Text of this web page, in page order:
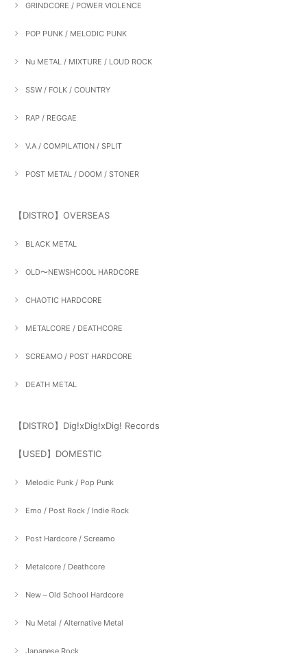
GRINDCORE / POWER VIOLENCE
POP PUNK / MELODIC PUNK
Nu METAL / MIXTURE / LOUD ROCK
SSW / FOLK / COUNTRY
RAP / REGGAE
V.A / COMPILATION / SPLIT
POST METAL / DOOM / STONER
【DISTRO】OVERSEAS
BLACK METAL
OLD〜NEWSHCOOL HARDCORE
CHAOTIC HARDCORE
METALCORE / DEATHCORE
SCREAMO / POST HARDCORE
DEATH METAL
【DISTRO】Dig!xDig!xDig! Records
【USED】DOMESTIC
Melodic Punk / Pop Punk
Emo / Post Rock / Indie Rock
Post Hardcore / Screamo
Metalcore / Deathcore
New～Old School Hardcore
Nu Metal / Alternative Metal